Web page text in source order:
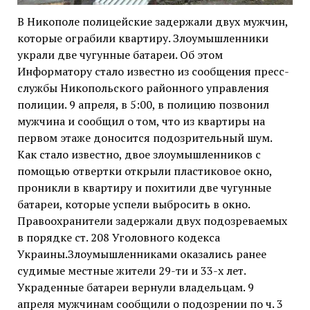
В Никополе полицейские задержали двух мужчин,
которые ограбили квартиру. Злоумышленники
украли две чугунные батареи. Об этом
Информатору стало известно из сообщения пресс-
службы Никопольского районного управления
полиции. 9 апреля, в 5:00, в полицию позвонил
мужчина и сообщил о том, что из квартиры на
первом этаже доносится подозрительный шум.
Как стало известно, двое злоумышленников с
помощью отвертки открыли пластиковое окно,
проникли в квартиру и похитили две чугунные
батареи, которые успели выбросить в окно.
Правоохранители задержали двух подозреваемых
в порядке ст. 208 Уголовного кодекса
Украины.Злоумышленниками оказались ранее
судимые местные жители 29-ти и 33-х лет.
Украденные батареи вернули владельцам. 9
апреля мужчинам сообщили о подозрении по ч. 3